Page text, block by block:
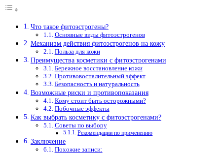
Что такое фитоэстрогены?
Основные виды фитоэстрогенов
Механизм действия фитоэстрогенов на кожу
Польза для кожи
Преимущества косметики с фитоэстрогенами
Бережное восстановление кожи
Противовоспалительный эффект
Безопасность и натуральность
Возможные риски и противопоказания
Кому стоит быть осторожными?
Побочные эффекты
Как выбрать косметику с фитоэстрогенами?
Советы по выбору
Рекомендации по применению
Заключение
Похожие записи: